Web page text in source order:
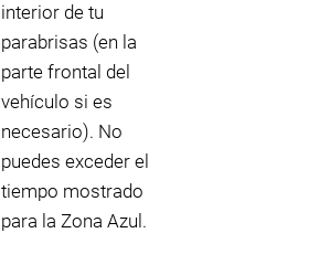
interior de tu
parabrisas (en la
parte frontal del
vehículo si es
necesario). No
puedes exceder el
tiempo mostrado
para la Zona Azul.